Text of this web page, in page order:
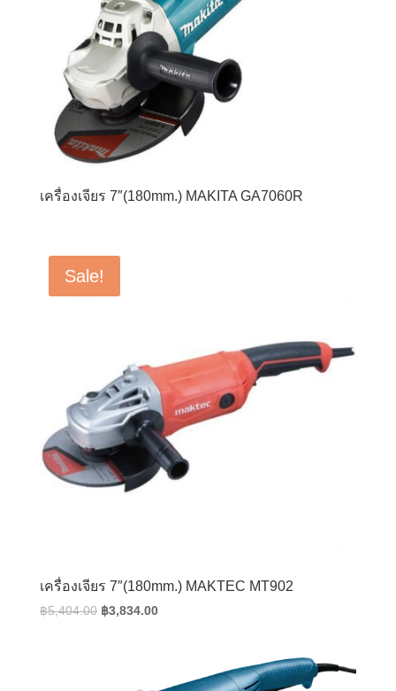
เครื่องเจียร 7″(180mm.) MAKITA GA7060R
Sale!
เครื่องเจียร 7″(180mm.) MAKTEC MT902
฿5,404.00 Original
฿3,834.00Current
฿3,834.00.